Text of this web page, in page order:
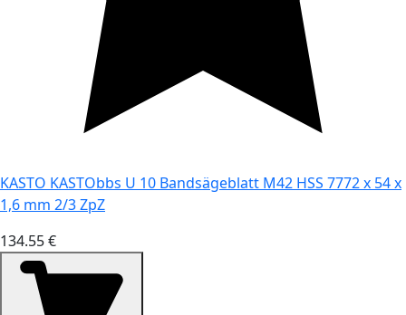
KASTO KASTObbs U 10 Bandsägeblatt M42 HSS 7772 x 54 x
1,6 mm 2/3 ZpZ
134.55 €